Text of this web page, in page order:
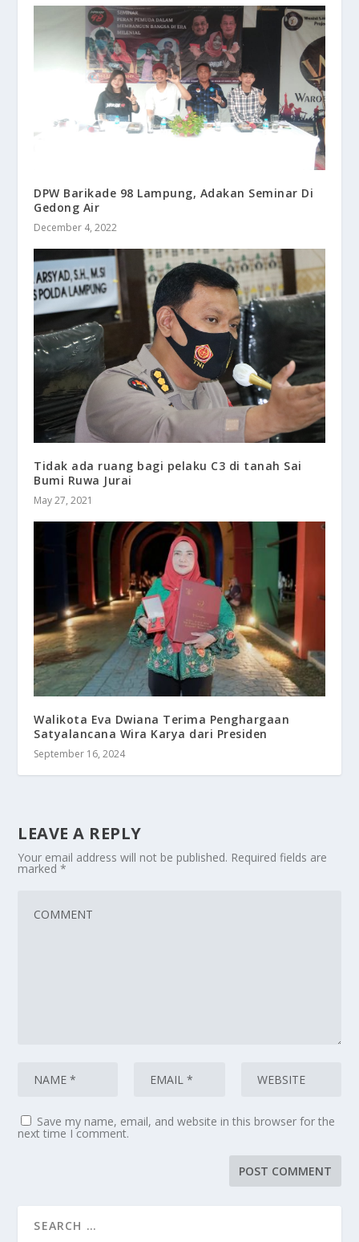
DPW Barikade 98 Lampung, Adakan Seminar Di
Gedong Air
December 4, 2022
Tidak ada ruang bagi pelaku C3 di tanah Sai
Bumi Ruwa Jurai
May 27, 2021
Walikota Eva Dwiana Terima Penghargaan
Satyalancana Wira Karya dari Presiden
September 16, 2024
LEAVE A REPLY
Your email address will not be published. Required fields are
marked*
Save my name, email, and website in this browser for the
next time I comment.